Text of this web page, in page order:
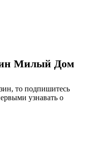
Милый Дом
то подпишитесь
узнавать о